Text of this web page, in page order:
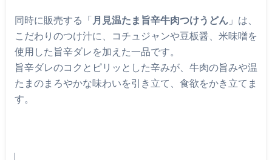
同時に販売する「 月見温たま旨辛牛肉つけうどん」は、
こだわりのつけ汁に、コチュジャンや豆板醤、米味噌を
使用した旨辛ダレを加えた一品です。
旨辛ダレのコクとピリッとした辛みが、牛肉の旨みや温
たまのまろやかな味わいを引き立て、食欲をかき立てま
す。